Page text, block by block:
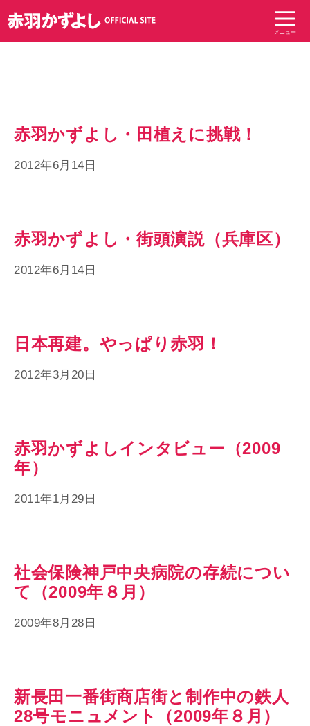
ン
テ
メニュー
赤羽かずよし・田植えに挑戦！
2012年6月14日
赤羽かずよし・街頭演説（兵庫区）
2012年6月14日
日本再建。やっぱり赤羽！
2012年3月20日
赤羽かずよしインタビュー（2009
年）
2011年1月29日
社会保険神戸中央病院の存続につい
て（2009年８月）
2009年8月28日
新長田一番街商店街と制作中の鉄人
28号モニュメント（2009年８月）